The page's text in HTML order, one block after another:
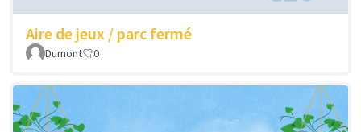
Aire de jeux / parc fermé
Dumont 0